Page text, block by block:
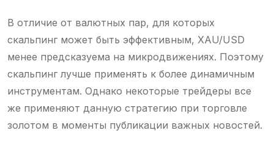
В отличие от валютных пар, для которых
скальпинг может быть эффективным, XAU/USD
менее предсказуема на микродвижениях. Поэтому
скальпинг лучше применять к более динамичным
инструментам. Однако некоторые трейдеры все
же применяют данную стратегию при торговле
золотом в моменты публикации важных новостей.